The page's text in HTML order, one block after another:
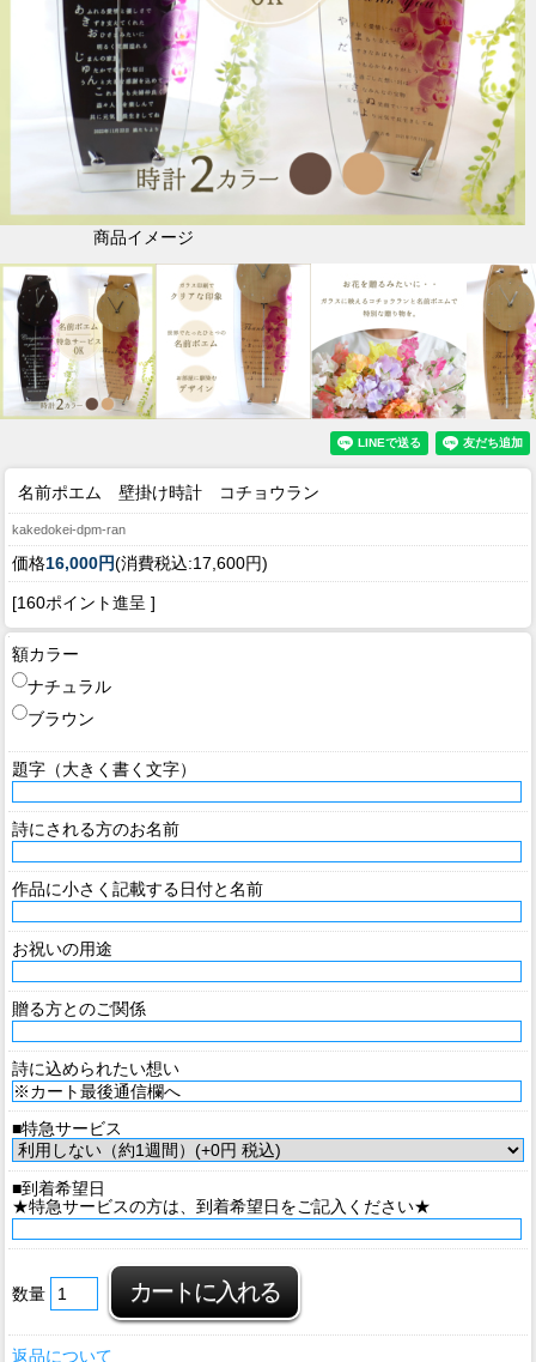
商品イメージ
名前ポエム 壁掛け時計 コチョウラン
kakedokei-dpm-ran
価格16,000円(消費税込:17,600円)
[160ポイント進呈 ]
額カラー
ナチュラル
ブラウン
題字（大きく書く文字）
詩にされる方のお名前
作品に小さく記載する日付と名前
お祝いの用途
贈る方とのご関係
詩に込められたい想い
■特急サービス
■到着希望日
★特急サービスの方は、到着希望日をご記入ください★
数量
返品について